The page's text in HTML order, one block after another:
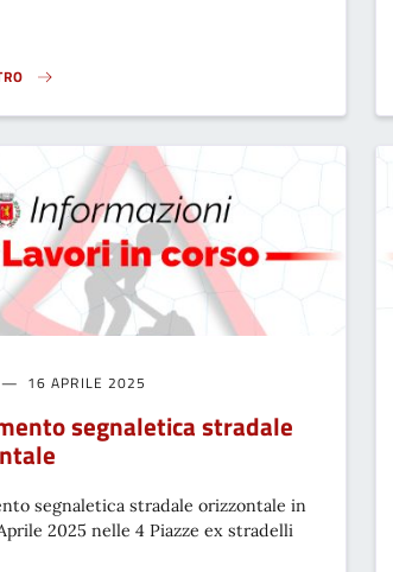
2026}
ASFALTATURA - MODIFICHE ALLA VIABILITÀ FINO AL
16 APRILE 2025
segnaletica stradale
segnaletica stradale orizzontale in
2025 nelle 4 Piazze ex stradelli